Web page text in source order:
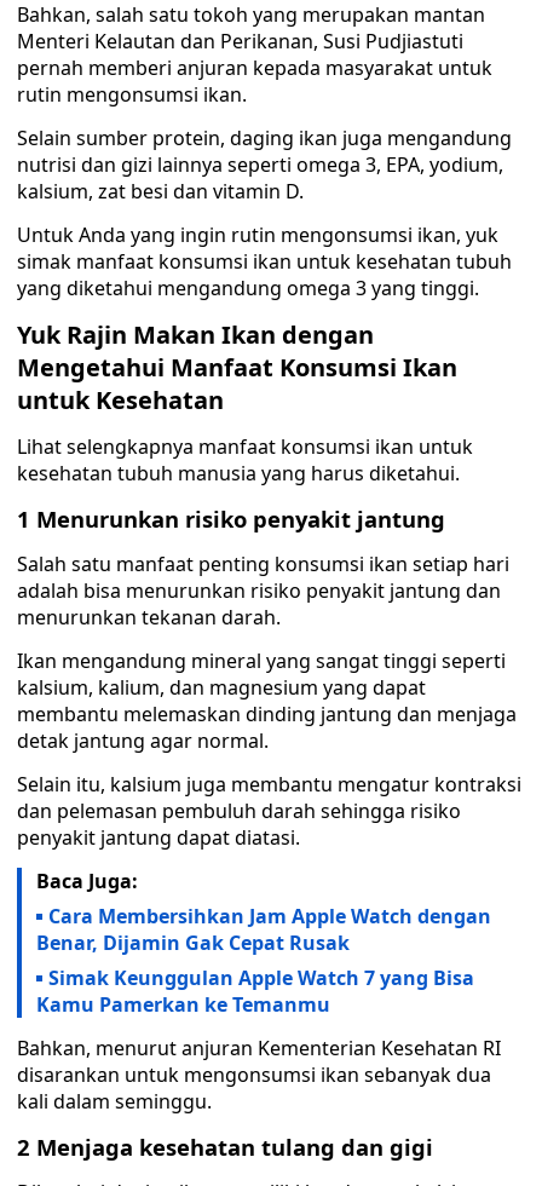
Bahkan, salah satu tokoh yang merupakan mantan
Menteri Kelautan dan Perikanan, Susi Pudjiastuti
pernah memberi anjuran kepada masyarakat untuk
rutin mengonsumsi ikan.
Selain sumber protein, daging ikan juga mengandung
nutrisi dan gizi lainnya seperti omega 3, EPA, yodium,
kalsium, zat besi dan vitamin D.
Untuk Anda yang ingin rutin mengonsumsi ikan, yuk
simak manfaat konsumsi ikan untuk kesehatan tubuh
yang diketahui mengandung omega 3 yang tinggi.
Yuk Rajin Makan Ikan dengan
Mengetahui Manfaat Konsumsi Ikan
untuk Kesehatan
Lihat selengkapnya manfaat konsumsi ikan untuk
kesehatan tubuh manusia yang harus diketahui.
1 Menurunkan risiko penyakit jantung
Salah satu manfaat penting konsumsi ikan setiap hari
adalah bisa menurunkan risiko penyakit jantung dan
menurunkan tekanan darah.
Ikan mengandung mineral yang sangat tinggi seperti
kalsium, kalium, dan magnesium yang dapat
membantu melemaskan dinding jantung dan menjaga
detak jantung agar normal.
Selain itu, kalsium juga membantu mengatur kontraksi
dan pelemasan pembuluh darah sehingga risiko
penyakit jantung dapat diatasi.
Baca Juga:
Cara Membersihkan Jam Apple Watch dengan
Benar, Dijamin Gak Cepat Rusak
Simak Keunggulan Apple Watch 7 yang Bisa
Kamu Pamerkan ke Temanmu
Bahkan, menurut anjuran Kementerian Kesehatan RI
disarankan untuk mengonsumsi ikan sebanyak dua
kali dalam seminggu.
2 Menjaga kesehatan tulang dan gigi